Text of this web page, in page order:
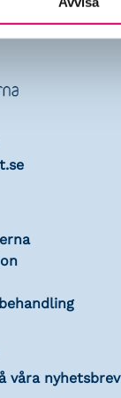
våra nyhetsbrev